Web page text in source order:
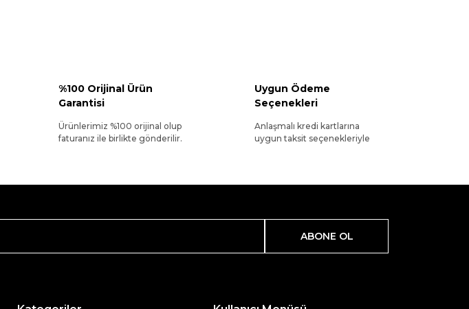
%100 Orijinal Ürün
Garantisi
Ürünlerimiz %100 orijinal olup
faturanız ile birlikte gönderilir.
Uygun Ödeme
Seçenekleri
Anlaşmalı kredi kartlarına
uygun taksit seçenekleriyle
ABONE OL